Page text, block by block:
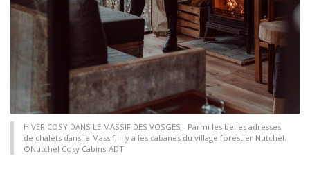
HIVER COSY DANS LE MASSIF DES VOSGES - Parmi les belles adresses
de chalets dans le Massif, il y a les cabanes du village forestier Nutchel.
©Nutchel Cosy Cabins-ADT